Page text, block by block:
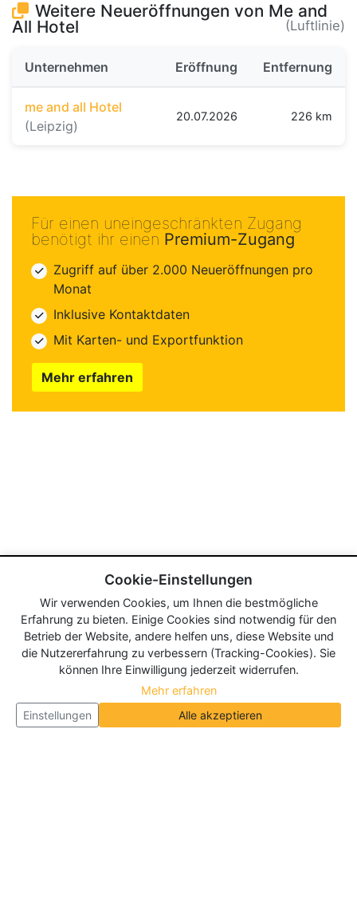
Weitere Neueröffnungen von Me and
All Hotel
(Luftlinie)
Unternehmen Eröffnung Entfernung
me and all Hotel
(Leipzig)
20.07.2026 226 km
Für einen uneingeschränkten Zugang
benötigt ihr einen Premium-Zugang
Zugriff auf über 2.000 Neueröffnungen pro
Monat
Inklusive Kontaktdaten
Mit Karten- und Exportfunktion
Mehr erfahren
Cookie-Einstellungen
Wir verwenden Cookies, um Ihnen die bestmögliche
Erfahrung zu bieten. Einige Cookies sind notwendig für den
Betrieb der Website, andere helfen uns, diese Website und
die Nutzererfahrung zu verbessern (Tracking-Cookies). Sie
können Ihre Einwilligung jederzeit widerrufen.
Mehr erfahren
Einstellungen
Alle akzeptieren